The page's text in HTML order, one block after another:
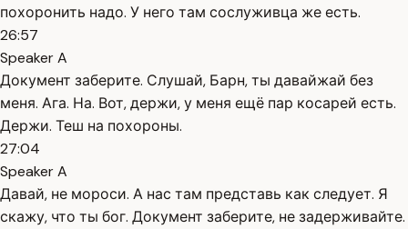
похоронить надо. У него там сослуживца же есть.
26:57
Speaker A
Документ заберите. Слушай, Барн, ты давайжай без
меня. Ага. На. Вот, держи, у меня ещё пар косарей есть.
Держи. Теш на похороны.
27:04
Speaker A
Давай, не мороси. А нас там представь как следует. Я
скажу, что ты бог. Документ заберите, не задерживайте.